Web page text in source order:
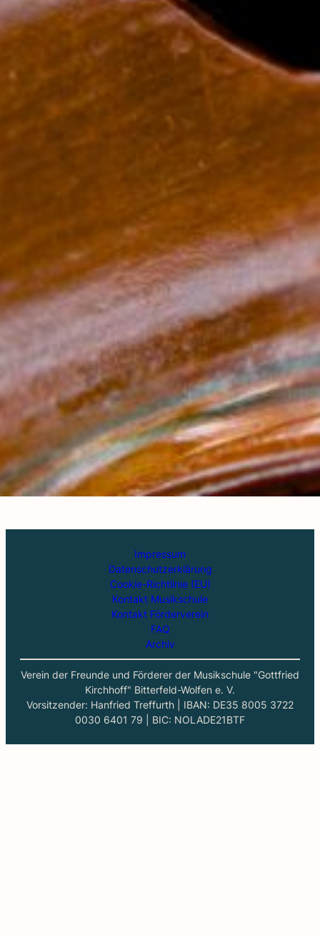
Impressum
Datenschutzerklärung
Cookie-Richtlinie (EU)
Kontakt Musikschule
Kontakt Förderverein
FAQ
Archiv
Verein der Freunde und Förderer der Musikschule "Gottfried
Kirchhoff" Bitterfeld-Wolfen e. V.
Vorsitzender: Hanfried Treffurth | IBAN: DE35 8005 3722
0030 6401 79 | BIC: NOLADE21BTF